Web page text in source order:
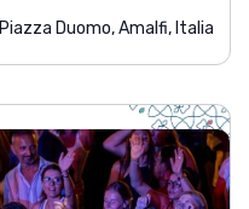
Piazza Duomo, Amalfi, Italia